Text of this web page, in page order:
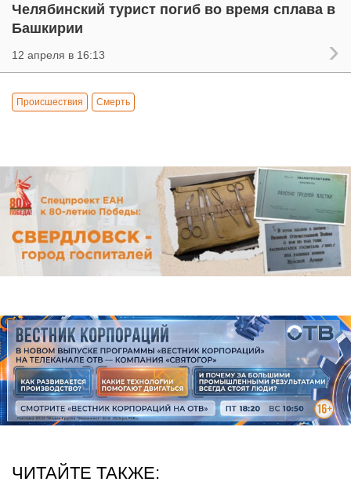
Челябинский турист погиб во время сплава в
Башкирии
12 апреля в 16:13
Происшествия Смерть
ЧИТАЙТЕ ТАКЖЕ: